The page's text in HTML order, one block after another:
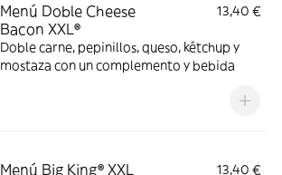
Menú Doble Cheese
Bacon XXL®
13,40 €
Doble carne, pepinillos, queso, kétchup y
mostaza con un complemento y bebida
Menú Big King® XXL 13,40 €